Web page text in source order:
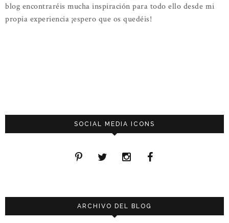
blog encontraréis mucha inspiración para todo ello desde mi
propia experiencia ¡espero que os quedéis!
SOCIAL MEDIA ICONS
ARCHIVO DEL BLOG